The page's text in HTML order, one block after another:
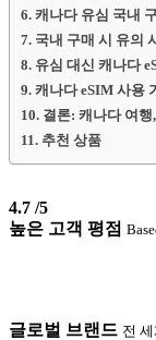
캐나다 유심 국내
국내 구매 시 유의
유심 대신 캐나다
캐나다 eSIM 사용
결론: 캐나다 여
추천 상품
4.7 /5
높은 고객 평점
글로벌 브랜드 전